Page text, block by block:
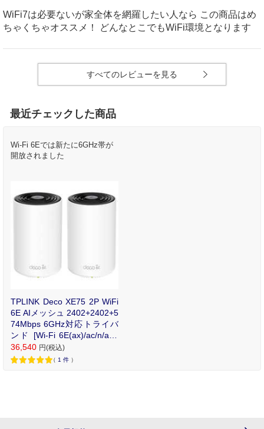
WiFi7は必要ないが家全体を網羅したい人なら この商品はめ
ちゃくちゃオススメ！ どんなとこでもWiFi環境となります
すべてのレビューを見る
最近チェックした商品
Wi-Fi 6Eでは新たに6GHz帯が
開放されました
TPLINK Deco XE75 2P WiFi
6E AIメッシュ 2402+2402+5
74Mbps 6GHz対応トライバ
ンド [Wi-Fi 6E(ax)/ac/n/a/g/
b] DECOXE752P
36,540 円(税込)
（ 1 件 ）